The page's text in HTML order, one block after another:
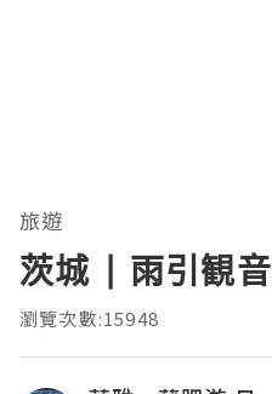
旅遊
茨城 | 雨引観音
瀏覽次數:15948